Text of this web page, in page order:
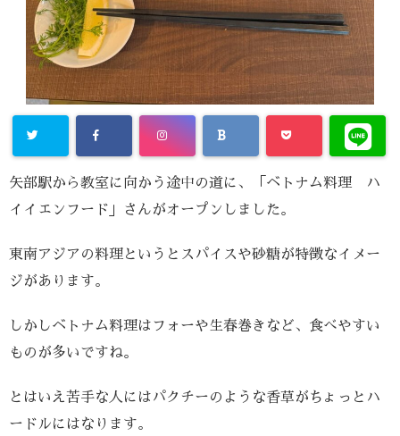
矢部駅から教室に向かう途中の道に、「ベトナム料理 ハ
イイエンフード」さんがオープンしました。
東南アジアの料理というとスパイスや砂糖が特徴なイメー
ジがあります。
しかしベトナム料理はフォーや生春巻きなど、食べやすい
ものが多いですね。
とはいえ苦手な人にはパクチーのような香草がちょっとハ
ードルにはなります。